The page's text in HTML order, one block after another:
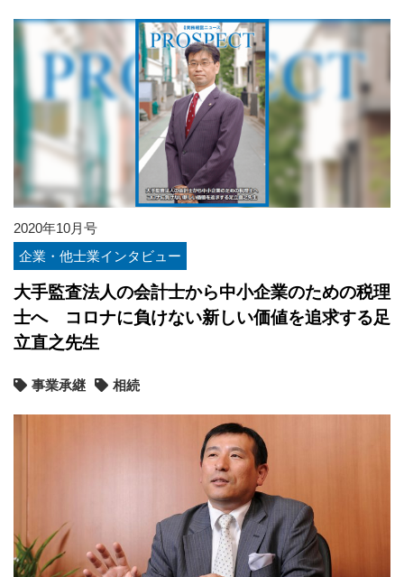
2020年10月号
企業・他士業インタビュー
大手監査法人の会計士から中小企業のための税理
士へ コロナに負けない新しい価値を追求する足
立直之先生
事業承継 相続